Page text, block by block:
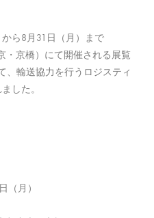
ら8月31日（月）まで
京・京橋）にて開催される展覧
、輸送協力を行うロジスティ
した。
（月）